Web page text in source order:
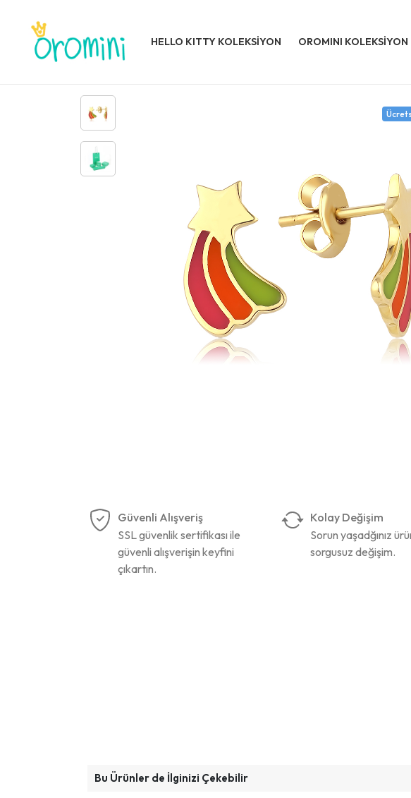
HELLO KITTY KOLEKSİYON OROMINI KOLEKSİYON
Güvenli Alışveriş
SSL güvenlik sertifikası ile
güvenli alışverişin keyfini
çıkartın.
Kolay Değişim
Sorun yaşadğınız
sorgusuz değişim.
Bu Ürünler de İlginizi Çekebilir